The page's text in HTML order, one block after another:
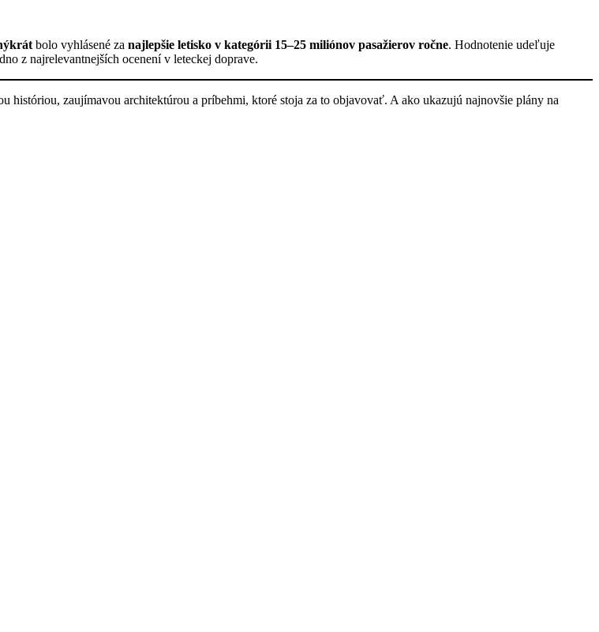
bolo vyhlásené za najlepšie letisko v kategórii 15–25 miliónov pasažierov ročne. Hodnotenie udeľuje
z najrelevantnejších ocenení v leteckej doprave.
históriou, zaujímavou architektúrou a príbehmi, ktoré stoja za to objavovať. A ako ukazujú najnovšie plány na